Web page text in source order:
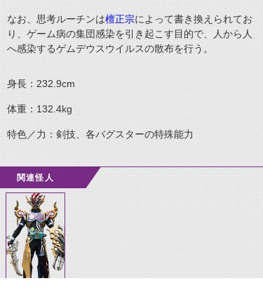
なお、思考ルーチンは檀正宗によって書き換えられてお
り、ゲーム病の集団感染を引き起こす目的で、人から人
へ感染するゲムデウスウイルスの散布を行う。
身長：232.9cm
体重：132.4kg
特色／力：剣技、各バグスターの特殊能力
関連怪人